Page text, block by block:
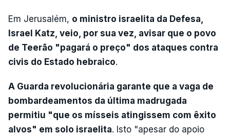
Em Jerusalém, o ministro israelita da Defesa,
Israel Katz, veio, por sua vez, avisar que o povo
de Teerão "pagará o preço" dos ataques contra
civis do Estado hebraico.
A Guarda revolucionária garante que a vaga de
bombardeamentos da última madrugada
permitiu "que os mísseis atingissem com êxito
alvos" em solo israelita. Isto "apesar do apoio